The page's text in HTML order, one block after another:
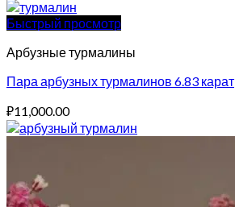
Быстрый просмотр
Арбузные турмалины
Пара арбузных турмалинов 6.83 карат
₽11,000.00